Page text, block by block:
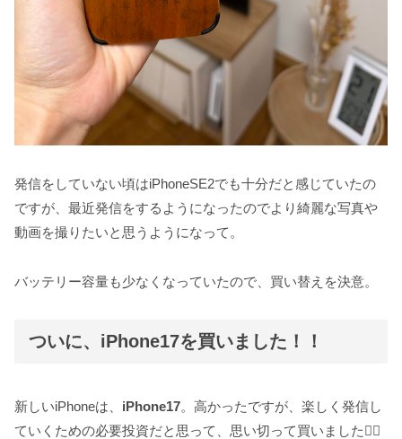
発信をしていない頃はiPhoneSE2でも十分だと感じていたの
ですが、最近発信をするようになったのでより綺麗な写真や
動画を撮りたいと思うようになって。
バッテリー容量も少なくなっていたので、買い替えを決意。
ついに、iPhone17を買いました！！
新しいiPhoneは、 iPhone17。高かったですが、楽しく発信し
ていくための必要投資だと思って、思い切って買いました🙂‍↕️